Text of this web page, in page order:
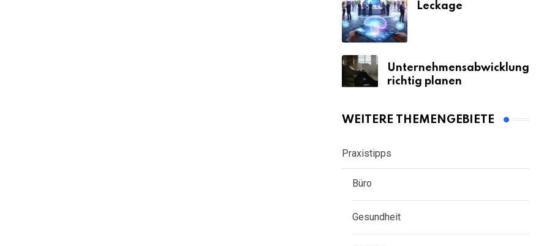
Leckage
Unternehmensabwicklung
richtig planen
WEITERE THEMENGEBIETE
Praxistipps
Büro
Gesundheit